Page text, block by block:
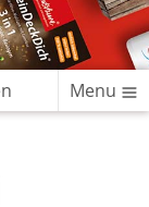
Menu